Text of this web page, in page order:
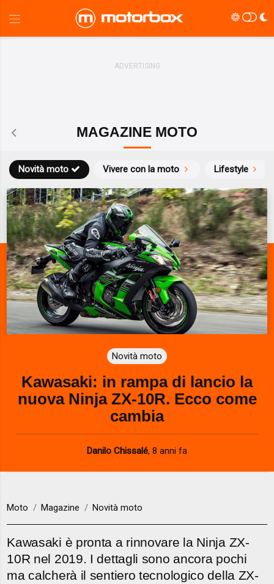
MAGAZINE MOTO
Novità moto Vivere con la moto Lifestyle
Novità moto
Kawasaki: in rampa di lancio la
nuova Ninja ZX-10R. Ecco come
cambia
Danilo Chissalé, 8 anni fa
Moto Magazine Novità moto
Kawasaki è pronta a rinnovare la Ninja ZX-
10R nel 2019. I dettagli sono ancora pochi
ma calcherà il sentiero tecnologico della ZX-